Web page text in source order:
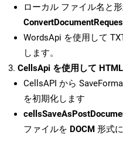
ローカル ファイル名と
WordsApi を使用して
します。
CellsApi を使用して
CellsAPI から
を初期化します
ファイルを DOCM 形式